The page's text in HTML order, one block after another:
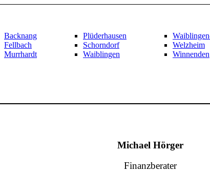
Backnang
Fellbach
Murrhardt
Plüderhausen
Schorndorf
Waiblingen
Welzheim
Winnenden
Michael Hörger
Finanzberater